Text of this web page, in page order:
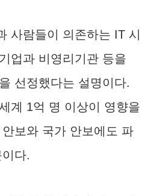
사람들이 의존하는 IT 시
업과 비영리기관 등을
선정했다는 설명이다.
계 1억 명 이상이 영향을
보와 국가 안보에도 파
다.